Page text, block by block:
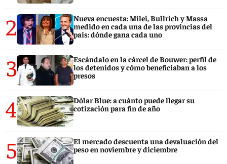
2
Nueva encuesta: Milei, Bullrich y Massa
medido en cada una de las provincias del
país: dónde gana cada uno
3
Escándalo en la cárcel de Bouwer: perfil de
los detenidos y cómo beneficiaban a los
presos
4
Dólar Blue: a cuánto puede llegar su
cotización para fin de año
5
El mercado descuenta una devaluación del
peso en noviembre y diciembre